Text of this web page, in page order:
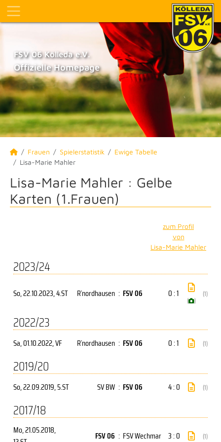
FSV 06 Kölleda e.V.
Offizielle Homepage
Frauen Spielerstatistik
Ewige Tabelle
Lisa-Marie Mahler
Lisa-Marie Mahler : Gelbe
Karten (1.Frauen)
zum Profil
von
Lisa-Marie Mahler
2023/24
So, 22.10.2023, 4.ST R`nordhausen : FSV 06 0 : 1
( )
(1)
2022/23
Sa, 01.10.2022, VF R`nordhausen : FSV 06 0 : 1 (1)
2019/20
So, 22.09.2019, 5.ST SV BW : FSV 06 4 : 0 (1)
2017/18
Mo, 21.05.2018,
FSV 06 : FSV Wechmar 3 : 0 (1)